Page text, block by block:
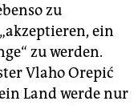
zu
ein
zu werden.
Vlaho Orepić
Land werde nur